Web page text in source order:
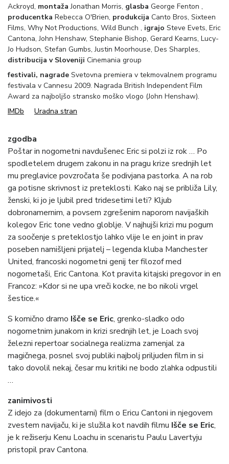
Ackroyd, montaža Jonathan Morris, glasba George Fenton ,
producentka Rebecca O'Brien, produkcija Canto Bros, Sixteen
Films, Why Not Productions, Wild Bunch , igrajo Steve Evets, Eric
Cantona, John Henshaw, Stephanie Bishop, Gerard Kearns, Lucy-
Jo Hudson, Stefan Gumbs, Justin Moorhouse, Des Sharples,
distribucija v Sloveniji Cinemania group
festivali, nagrade Svetovna premiera v tekmovalnem programu
festivala v Cannesu 2009. Nagrada British Independent Film
Award za najboljšo stransko moško vlogo (John Henshaw).
IMDb
Uradna stran
zgodba
Poštar in nogometni navdušenec Eric si polzi iz rok … Po
spodletelem drugem zakonu in na pragu krize srednjih let
mu preglavice povzročata še podivjana pastorka. A na rob
ga potisne skrivnost iz preteklosti. Kako naj se približa Lily,
ženski, ki jo je ljubil pred tridesetimi leti? Kljub
dobronamernim, a povsem zgrešenim naporom navijaških
kolegov Eric tone vedno globlje. V najhujši krizi mu pogum
za soočenje s preteklostjo lahko vlije le en joint in prav
poseben namišljeni prijatelj – legenda kluba Manchester
United, francoski nogometni genij ter filozof med
nogometaši, Eric Cantona. Kot pravita kitajski pregovor in en
Francoz: »Kdor si ne upa vreči kocke, ne bo nikoli vrgel
šestice.«
S komično dramo Išče se Eric, grenko-sladko odo
nogometnim junakom in krizi srednjih let, je Loach svoj
železni repertoar socialnega realizma zamenjal za
magičnega, posnel svoj publiki najbolj priljuden film in si
tako dovolil nekaj, česar mu kritiki ne bodo zlahka odpustili
…
zanimivosti
Z idejo za (dokumentarni) film o Ericu Cantoni in njegovem
zvestem navijaču, ki je služila kot navdih filmu Išče se Eric,
je k režiserju Kenu Loachu in scenaristu Paulu Lavertyju
pristopil prav Cantona.